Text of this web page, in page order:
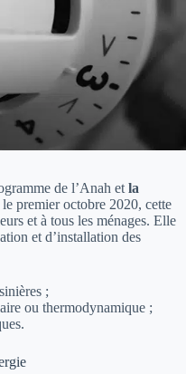
de l’Anah et la
premier octobre 2020, cette
et à tous les ménages. Elle
et d’installation des
;
ou thermodynamique ;